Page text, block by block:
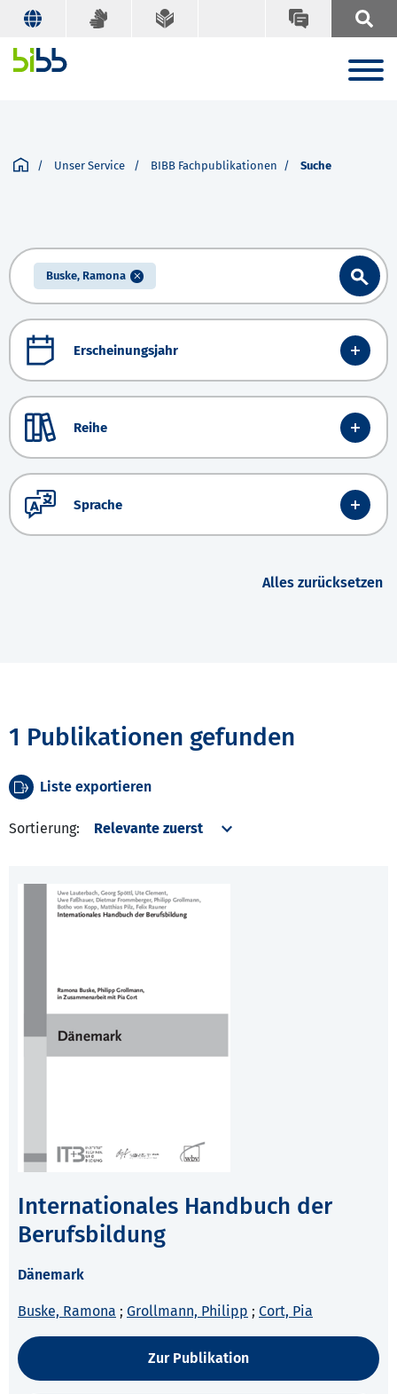
Unser Service BIBB Fachpublikationen Suche
Buske, Ramona
Erscheinungsjahr
Reihe
Sprache
Alles zurücksetzen
1 Publikationen gefunden
Liste exportieren
Sortierung:
Internationales Handbuch der
Berufsbildung
Dänemark
Buske, Ramona ; Grollmann, Philipp ; Cort, Pia
Zur Publikation